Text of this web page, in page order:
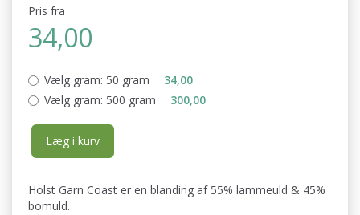
Pris fra
34,00
Vælg gram: 50 gram
34,00
Vælg gram: 500 gram 300,00
Læg i kurv
Holst Garn Coast er en blanding af 55% lammeuld & 45%
bomuld.